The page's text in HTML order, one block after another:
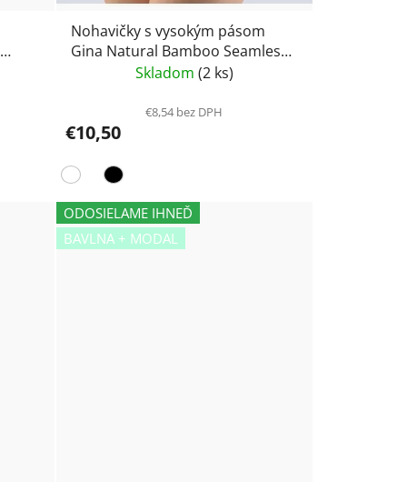
Nohavičky s vysokým pásom
Gina Natural Bamboo Seamless
Skladom (2 ks)
€8,54 bez DPH
€10,50
ODOSIELAME IHNEĎ
BAVLNA + MODAL